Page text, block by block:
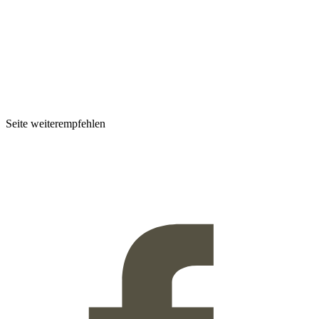
Seite weiterempfehlen